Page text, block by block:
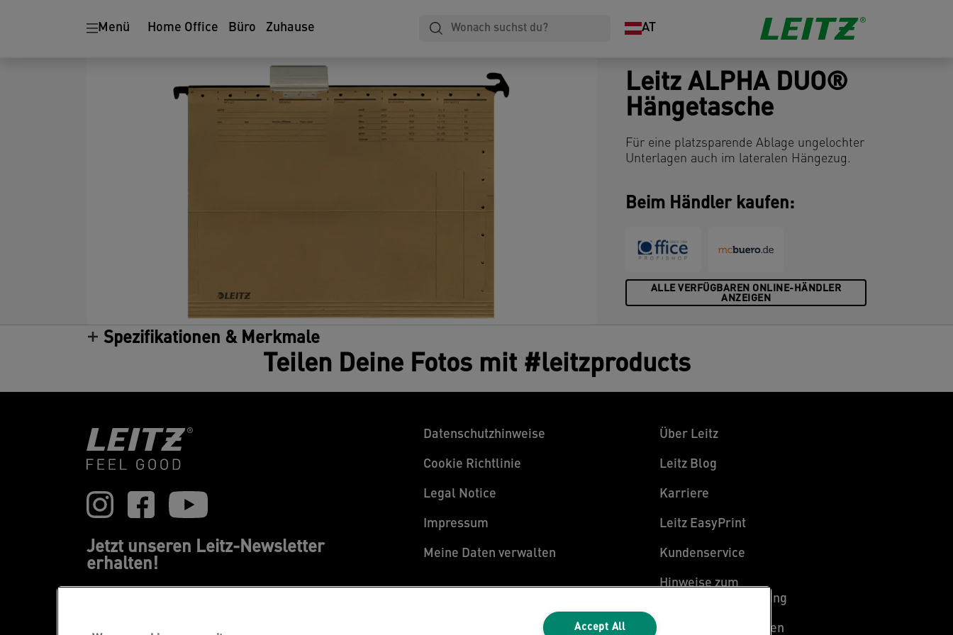
Menü Home Office Büro Zuhause AT
Leitz ALPHA DUO®
Hängetasche
Für eine platzsparende Ablage ungelochter
Unterlagen auch im lateralen Hängezug.
Beim Händler kaufen:
ALLE VERFÜGBAREN ONLINE-HÄNDLER
ANZEIGEN
Spezifikationen & Merkmale
Teilen Deine Fotos mit #leitzproducts
Jetzt unseren Leitz-Newsletter
erhalten!
Datenschutzhinweise
Cookie Richtlinie
Legal Notice
Impressum
Meine Daten verwalten
Über Leitz
Leitz Blog
Karriere
Leitz EasyPrint
Kundenservice
Hinweise zum
Verpackungsrecycling
Garantiebedingungen
Accept All